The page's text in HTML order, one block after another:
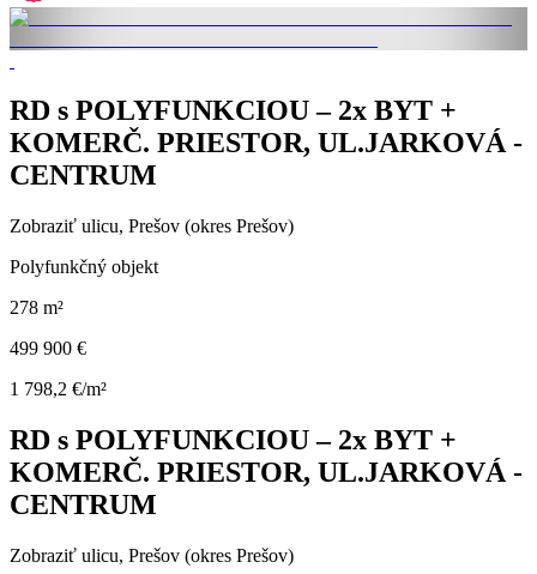
RD s POLYFUNKCIOU – 2x BYT +
KOMERČ. PRIESTOR, UL.JARKOVÁ -
CENTRUM
Zobraziť ulicu, Prešov (okres Prešov)
Polyfunkčný objekt
278 m²
499 900 €
1 798,2 €/m²
RD s POLYFUNKCIOU – 2x BYT +
KOMERČ. PRIESTOR, UL.JARKOVÁ -
CENTRUM
Zobraziť ulicu, Prešov (okres Prešov)